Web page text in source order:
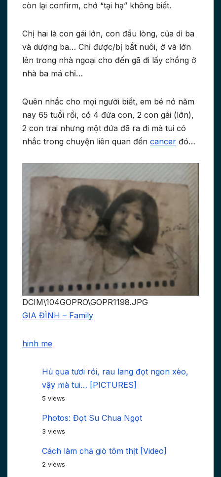
còn lại confirm, chớ “tại hạ” không biết.
Chị hai là con gái lớn, con đầu lòng, của dì ba
và dượng ba… Chỉ được/bị bắt nuôi, ở và lớn
lên trong nhà ngoại cho đến gã đi lấy chồng ở
nhà ba má chỉ…
Quên nhắc cho mọi người biết, em bé nó năm
nay 65 tuổi rồi, có 4 đứa con, 2 con gái (lớn),
2 con trai nhưng một đứa đã ra đi mà tui có
nhắc trong chuyện liên quan đến cancer đó…
DCIM\104GOPRO\GOPR1198.JPG
GIA ĐÌNH – Family
hinh me
Hủ qua tươi rói, rau lang đọt ngon xèo,
vậy mà tui… [PICTURES]
5 views
Photos: Đọt Su Chua Ngọt
3 views
Cách làm chả giò tôm thịt [Video]
2 views